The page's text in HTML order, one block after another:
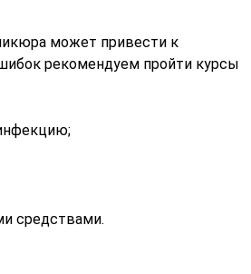
может привести к
рекомендуем пройти курсы
средствами.